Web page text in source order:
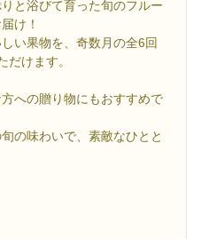
と浴びて育った旬のフルー
け！
い果物を、奇数月の全6回
だけます。
への贈り物にもおすすめで
の味わいで、素敵なひとと